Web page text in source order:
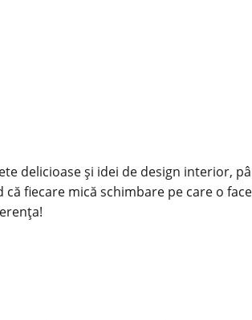
delicioase și idei de design interior,
fiecare mică schimbare pe care o